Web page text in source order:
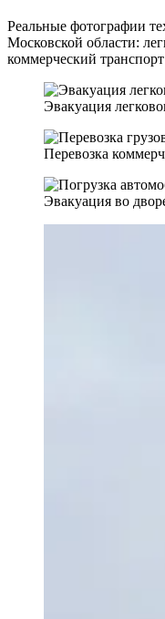
Реальные фотографии
Московской области:
коммерческий
Эвакуация
Перевозка
Эвакуация во